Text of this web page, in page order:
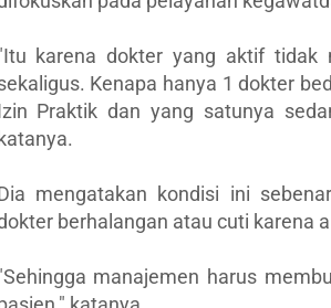
karena dokter yang aktif tidak
Kenapa hanya 1 dokter
Praktik dan yang satunya
katanya.
mengatakan kondisi ini
berhalangan atau cuti karena
manajemen harus